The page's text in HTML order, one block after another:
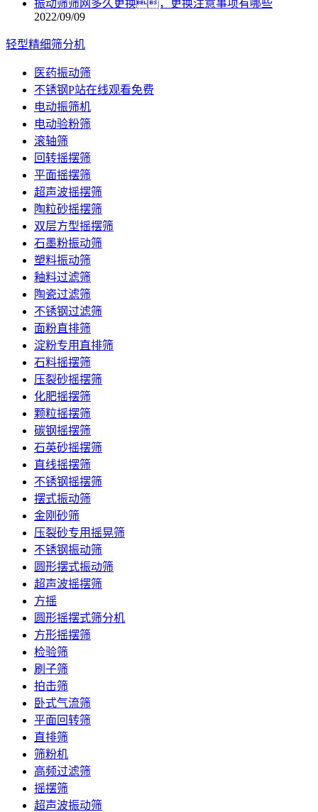
振动筛筛网多久更换，更换注意事项有哪些
2022/09/09
轻型精细筛分机
医药振动筛
不锈钢P站在线观看免费
电动振筛机
电动验粉筛
滚轴筛
回转摇摆筛
平面摇摆筛
超声波摇摆筛
陶粒砂摇摆筛
双层方型摇摆筛
石墨粉振动筛
塑料振动筛
釉料过滤筛
陶瓷过滤筛
不锈钢过滤筛
面粉直排筛
淀粉专用直排筛
石料摇摆筛
压裂砂摇摆筛
化肥摇摆筛
颗粒摇摆筛
碳钢摇摆筛
石英砂摇摆筛
直线摇摆筛
不锈钢摇摆筛
摆式振动筛
金刚砂筛
压裂砂专用摇晃筛
不锈钢振动筛
圆形摆式振动筛
超声波摇摆筛
方摇
圆形摇摆式筛分机
方形摇摆筛
检验筛
刷子筛
拍击筛
卧式气流筛
平面回转筛
直排筛
筛粉机
高频过滤筛
摇摆筛
超声波振动筛